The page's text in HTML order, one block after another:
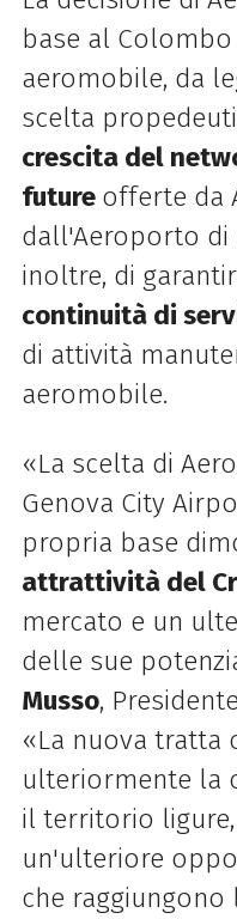
base al
aeromobile, da
scelta
crescita del
future offerte da
dall'Aeroporto di
inoltre, di
continuità di
di attività
aeromobile.
«La scelta di
Genova City
propria base
attrattività del
mercato e un
delle sue
Musso,
«La nuova tratta
ulteriormente la
il territorio
un'ulteriore
che